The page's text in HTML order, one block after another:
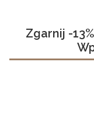
Zgarnij -